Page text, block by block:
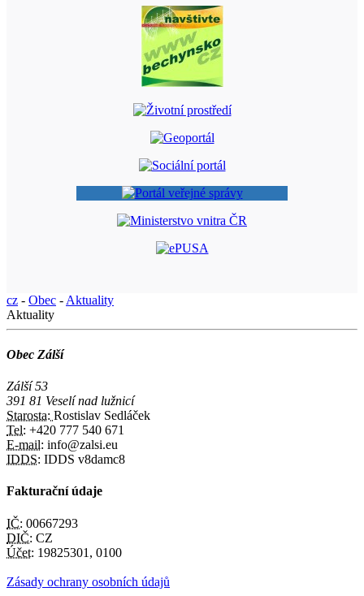
cz - Obec - Aktuality
Aktuality
Obec Zálší
Zálší 53
391 81 Veselí nad lužnicí
Starosta: Rostislav Sedláček
Tel: +420 777 540 671
E-mail: info@zalsi.eu
IDDS: IDDS v8damc8
Fakturační údaje
IČ: 00667293
DIČ: CZ
Účet: 19825301, 0100
Zásady ochrany osobních údajů